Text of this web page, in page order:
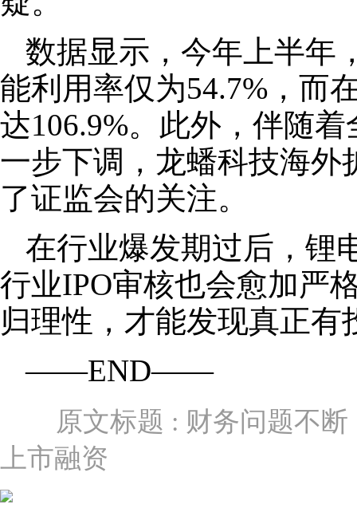
数据显示，今年上半年
能利用率仅为54.7%，而
达106.9%。此外，伴随
一步下调，龙蟠科技海外
了证监会的关注。
在行业爆发期过后，锂
行业IPO审核也会愈加严
归理性，才能发现真正有
——END——
原文标题 : 财务问题不
上市融资